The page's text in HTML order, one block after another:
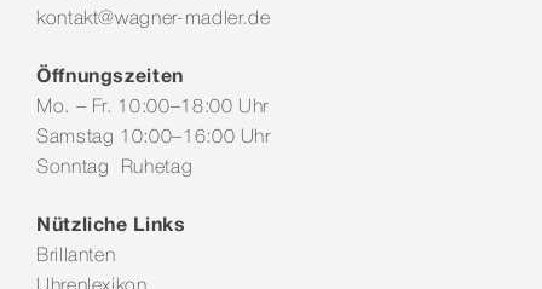
kontakt@wagner-madler.de
Öffnungszeiten
Mo. – Fr. 10:00–18:00 Uhr
Samstag 10:00–16:00 Uhr
Sonntag Ruhetag
Nützliche Links
Brillanten